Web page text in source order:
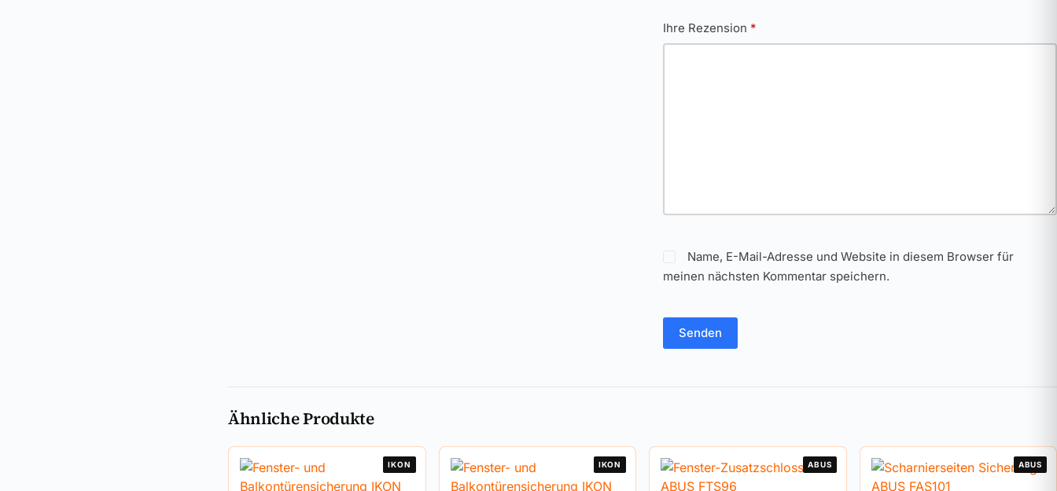
Ihre Rezension *
Name, E-Mail-Adresse und Website in diesem Browser für
meinen nächsten Kommentar speichern.
Senden
Ähnliche Produkte
IKON IKON ABUS ABUS